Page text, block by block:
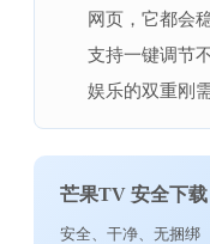
网页，它都会
支持一键调节
娱乐的双重刚需
芒果TV 安全下载
安全、干净、无捆绑